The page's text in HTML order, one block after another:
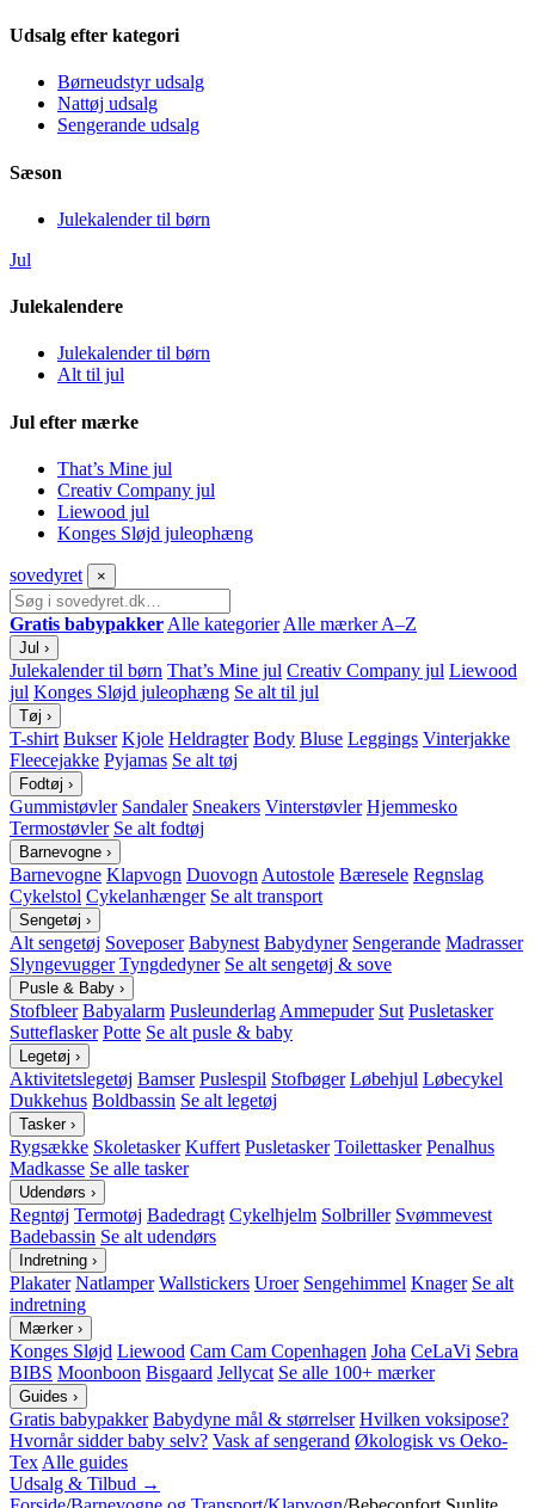
Udsalg efter kategori
Børneudstyr udsalg
Nattøj udsalg
Sengerande udsalg
Sæson
Julekalender til børn
Jul
Julekalendere
Julekalender til børn
Alt til jul
Jul efter mærke
That’s Mine jul
Creativ Company jul
Liewood jul
Konges Sløjd juleophæng
sovedyret ×
Gratis babypakker Alle kategorier Alle mærker A–Z
Jul ›
Julekalender til børn That’s Mine jul Creativ Company jul Liewood
jul Konges Sløjd juleophæng Se alt til jul
Tøj ›
T-shirt Bukser Kjole Heldragter Body Bluse Leggings Vinterjakke
Fleecejakke Pyjamas Se alt tøj
Fodtøj ›
Gummistøvler Sandaler Sneakers Vinterstøvler Hjemmesko
Termostøvler Se alt fodtøj
Barnevogne ›
Barnevogne Klapvogn Duovogn Autostole Bæresele Regnslag
Cykelstol Cykelanhænger Se alt transport
Sengetøj ›
Alt sengetøj Soveposer Babynest Babydyner Sengerande Madrasser
Slyngevugger Tyngdedyner Se alt sengetøj & sove
Pusle & Baby ›
Stofbleer Babyalarm Pusleunderlag Ammepuder Sut Pusletasker
Sutteflasker Potte Se alt pusle & baby
Legetøj ›
Aktivitetslegetøj Bamser Puslespil Stofbøger Løbehjul Løbecykel
Dukkehus Boldbassin Se alt legetøj
Tasker ›
Rygsække Skoletasker Kuffert Pusletasker Toilettasker Penalhus
Madkasse Se alle tasker
Udendørs ›
Regntøj Termotøj Badedragt Cykelhjelm Solbriller Svømmevest
Badebassin Se alt udendørs
Indretning ›
Plakater Natlamper Wallstickers Uroer Sengehimmel Knager Se alt
indretning
Mærker ›
Konges Sløjd Liewood Cam Cam Copenhagen Joha CeLaVi Sebra
BIBS Moonboon Bisgaard Jellycat Se alle 100+ mærker
Guides ›
Gratis babypakker Babydyne mål & størrelser Hvilken voksipose?
Hvornår sidder baby selv? Vask af sengerand Økologisk vs Oeko-
Tex Alle guides
Udsalg & Tilbud →